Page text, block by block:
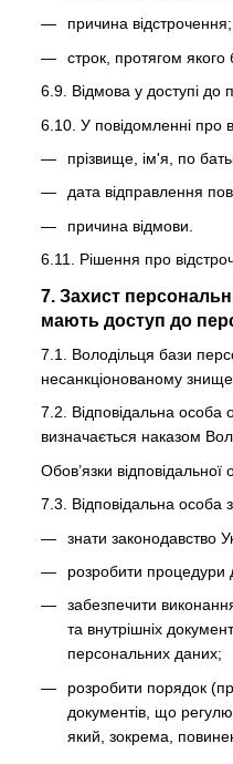
причина відстрочення;
строк, протягом
6.9. Відмова у доступі до
6.10. У повідомленні про
прізвище, ім'я, по
дата відправлення
причина відмови.
6.11. Рішення про
7. Захист
мають доступ до
7.1. Володільця бази
несанкціонованому
7.2. Відповідальна особа
визначається наказом
Обов’язки
7.3. Відповідальна особа
знати законодавство
розробити процедури
забезпечити
та внутрішніх
персональних даних;
розробити порядок
документів, що
який, зокрема,